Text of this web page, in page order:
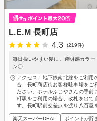
L.E.M 長町店
4.3
(219件)
毎日扱いやすい髪に。透明感カラ
ン〇
アクセス：地下鉄南北線をご利用
合、長町商店街お客様駐車場をご
ださい。ホテルふじやさんの手
町駅をご利用の場合、改札を出て
す。長町駅前交差点を渡り八百屋
楽天スーパーDEAL ポイントが貯